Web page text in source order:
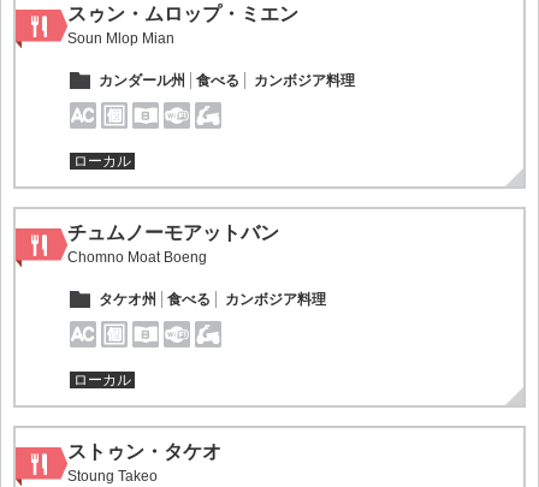
スゥン・ムロップ・ミエン
Soun Mlop Mian
カンダール州 食べる カンボジア料理
ローカル
チュムノーモアットバン
Chomno Moat Boeng
タケオ州 食べる カンボジア料理
ローカル
ストゥン・タケオ
Stoung Takeo